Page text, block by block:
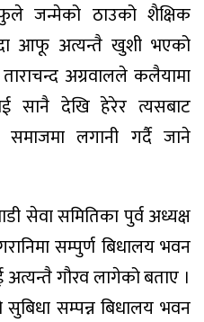
जन्मेको ठाउको शैक्षिक
आफू अत्यन्तै खुशी भएको
अग्रवालले कलैयामा
सानै देखि हेरेर त्यसबाट
लगानी गर्दै जाने
सेवा समितिका पुर्व अध्यक्ष
सम्पुर्ण बिधालय भवन
गौरव लागेको बताए ।
सम्पन्न बिधालय भवन